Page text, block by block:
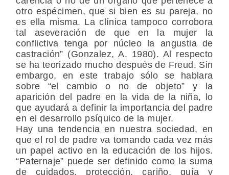
otro espécimen, que si bien es su pareja, no
es ella misma. La clínica tampoco corrobora
tal aseveración de que en la mujer la
conflictiva tenga por núcleo la angustia de
castración” (Gonzalez, A. 1980). Al respecto
se ha teorizado mucho después de Freud. Sin
embargo, en este trabajo sólo se hablara
sobre “el cambio o no de objeto” y la
aparición del padre en la vida de la niña, lo
que ayudará a definir la importancia del padre
en el desarrollo psíquico de la mujer.
Hay una tendencia en nuestra sociedad, en
que el rol de padre va tomando cada vez más
un papel activo en la educación de los hijos.
“Paternaje” puede ser definido como la suma
de cuidados, protección, cariño, guía y